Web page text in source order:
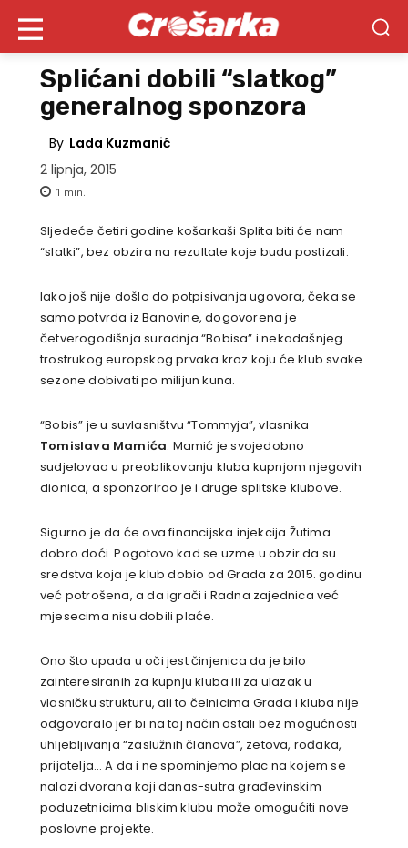
Splićani dobili “slatkog”
generalnog sponzora
By Lada Kuzmanić
2 lipnja, 2015
1 min.
Sljedeće četiri godine košarkaši Splita biti će nam
“slatki”, bez obzira na rezultate koje budu postizali.
Iako još nije došlo do potpisivanja ugovora, čeka se
samo potvrda iz Banovine, dogovorena je
četverogodišnja suradnja “Bobisa” i nekadašnjeg
trostrukog europskog prvaka kroz koju će klub svake
sezone dobivati po milijun kuna.
“Bobis” je u suvlasništvu “Tommyja”, vlasnika
Tomislava Mamića. Mamić je svojedobno
sudjelovao u preoblikovanju kluba kupnjom njegovih
dionica, a sponzorirao je i druge splitske klubove.
Sigurno je da će ova financijska injekcija Žutima
dobro doći. Pogotovo kad se uzme u obzir da su
sredstva koja je klub dobio od Grada za 2015. godinu
već potrošena, a da igrači i Radna zajednica već
mjesecima nisu dobili plaće.
Ono što upada u oči jest činjenica da je bilo
zainteresiranih za kupnju kluba ili za ulazak u
vlasničku strukturu, ali to čelnicima Grada i kluba nije
odgovaralo jer bi na taj način ostali bez mogućnosti
uhljebljivanja “zaslužnih članova”, zetova, rođaka,
prijatelja… A da i ne spominjemo plac na kojem se
nalazi dvorana koji danas-sutra građevinskim
poduzetnicima bliskim klubu može omogućiti nove
poslovne projekte.